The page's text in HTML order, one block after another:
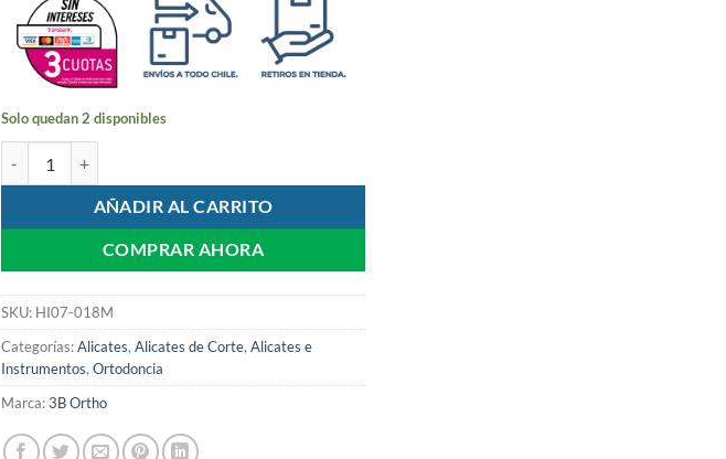
Solo quedan 2 disponibles
AÑADIR AL CARRITO
COMPRAR AHORA
SKU: HI07-018M
Categorías:Alicates, Alicates de Corte, Alicates e
Instrumentos, Ortodoncia
Marca:3B Ortho